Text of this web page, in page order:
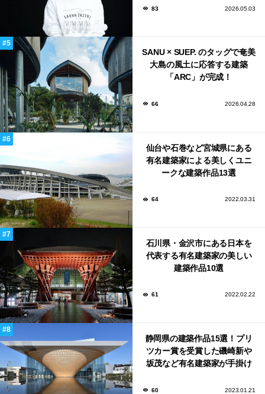
83 2026.05.03
SANU × SUEP. のタッグで奄美
大島の風土に応答する建築
「ARC」が完成！
66 2026.04.28
仙台や石巻など宮城県にある
有名建築家による美しくユニ
ークな建築作品13選
64 2022.03.31
石川県・金沢市にある日本を
代表する有名建築家の美しい
建築作品10選
61 2022.02.22
静岡県の建築作品15選！プリ
ツカー賞を受賞した磯崎新や
坂茂など有名建築家が手掛け
60 2023.01.21